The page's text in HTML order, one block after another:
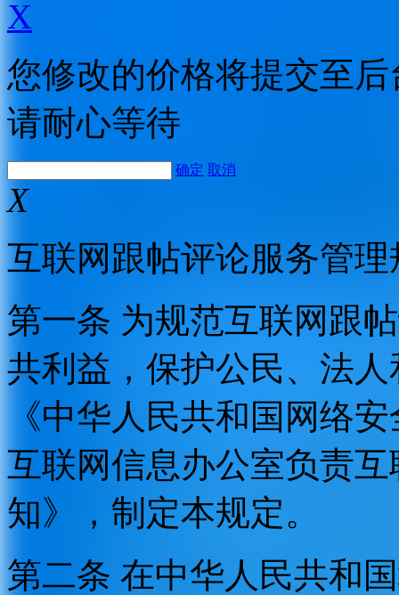
X
您修改的价格将提交至
请耐心等待
确定 取消
X
互联网跟帖评论服务管理
第一条 为规范互联网跟
共利益，保护公民、法
《中华人民共和国网络
互联网信息办公室负责
知》，制定本规定。
第二条 在中华人民共和